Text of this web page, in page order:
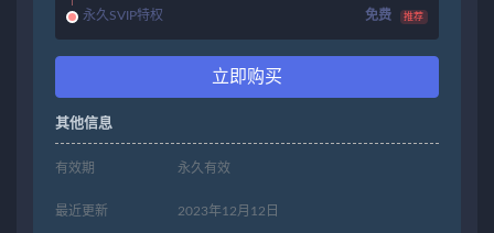
永久SVIP特权 免费 推荐
立即购买
其他信息
有效期 永久有效
最近更新 2023年12月12日